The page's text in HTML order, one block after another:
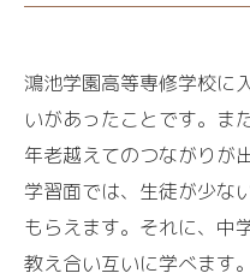
鴻池学園高等専修学校に
いがあったことです。ま
年老越えてのつながりが
学習面では、生徒が少な
もらえます。それに、中
教え合い互いに学べます。